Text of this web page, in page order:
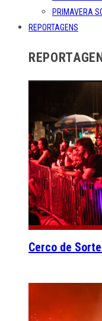
PRIMAVERA
REPORTAGENS
Cerco de